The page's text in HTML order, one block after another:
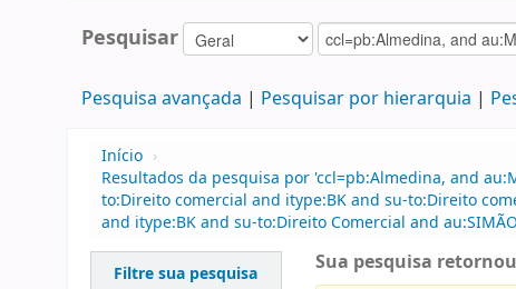
Pesquisar
Pesquisa avançada Pesquisar por hierarquia
Início ›
Resultados da pesquisa por 'ccl=pb:Almedina, and
to:Direito comercial and itype:BK and su-to:Direito
and itype:BK and su-to:Direito Comercial and
Filtre sua pesquisa
Sua pesquisa